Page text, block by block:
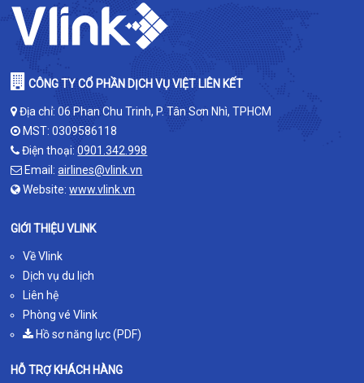
CÔNG TY CỔ PHẦN DỊCH VỤ VIỆT LIÊN KẾT
Địa chỉ: 06 Phan Chu Trinh, P. Tân Sơn Nhì, TPHCM
MST: 0309586118
Điện thoại:0901.342.998
Email:airlines@vlink.vn
Website:www.vlink.vn
GIỚI THIỆU VLINK
Về Vlink
Dịch vụ du lịch
Liên hệ
Phòng vé Vlink
Hồ sơ năng lực (PDF)
HỖ TRỢ KHÁCH HÀNG